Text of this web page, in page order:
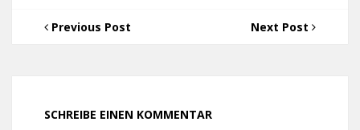
Previous Post Next Post
SCHREIBE EINEN KOMMENTAR